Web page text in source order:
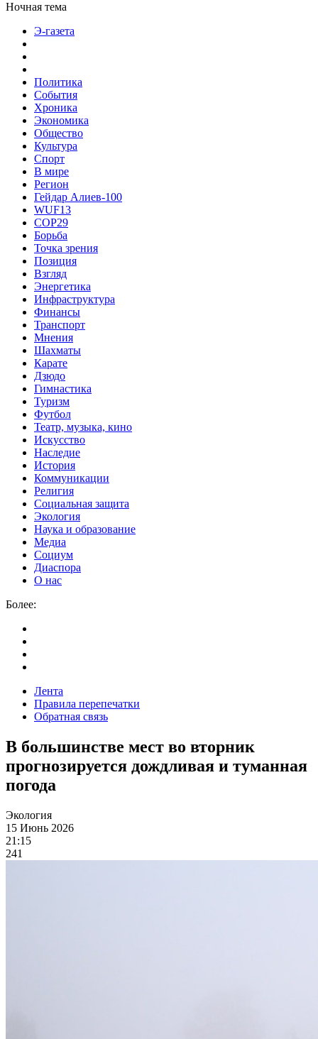
Ночная тема
Э-газета
Политика
События
Хроника
Экономика
Общество
Культура
Спорт
В мире
Регион
Гейдар Алиев-100
WUF13
COP29
Борьба
Точка зрения
Позиция
Взгляд
Энергетика
Инфраструктура
Финансы
Транспорт
Мнения
Шахматы
Карате
Дзюдо
Гимнастика
Туризм
Футбол
Театр, музыка, кино
Искусство
Наследие
История
Коммуникации
Религия
Социальная защита
Экология
Наука и образование
Медиа
Социум
Диаспора
О нас
Более:
Лента
Правила перепечатки
Обратная связь
В большинстве мест во вторник
прогнозируется дождливая и туманная
погода
Экология
15 Июнь 2026
21:15
241